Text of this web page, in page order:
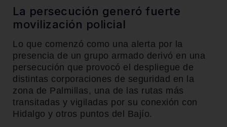
La persecución generó fuerte
movilización policial
Lo que comenzó como una alerta por la
presencia de un grupo armado derivó en una
persecución que provocó el despliegue de
distintas corporaciones de seguridad en la
zona de Palmillas, una de las rutas más
transitadas y vigiladas por su conexión con
Hidalgo y otros puntos del Bajío.